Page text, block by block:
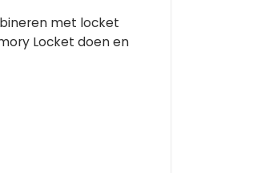
met locket
Locket doen en